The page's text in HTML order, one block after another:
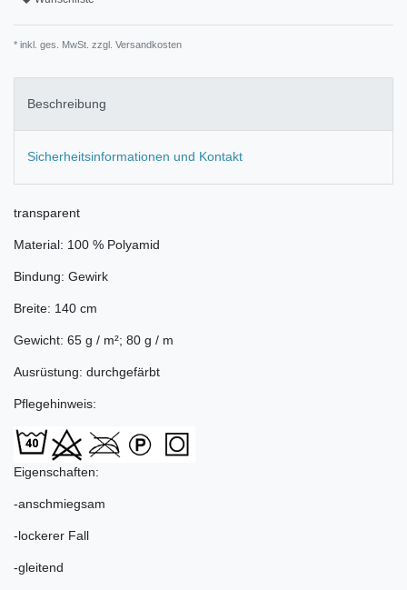
* inkl. ges. MwSt. zzgl. Versandkosten
Beschreibung
Sicherheitsinformationen und Kontakt
transparent
Material: 100 % Polyamid
Bindung: Gewirk
Breite: 140 cm
Gewicht: 65 g / m²; 80 g / m
Ausrüstung: durchgefärbt
Pflegehinweis:
Eigenschaften:
-anschmiegsam
-lockerer Fall
-gleitend